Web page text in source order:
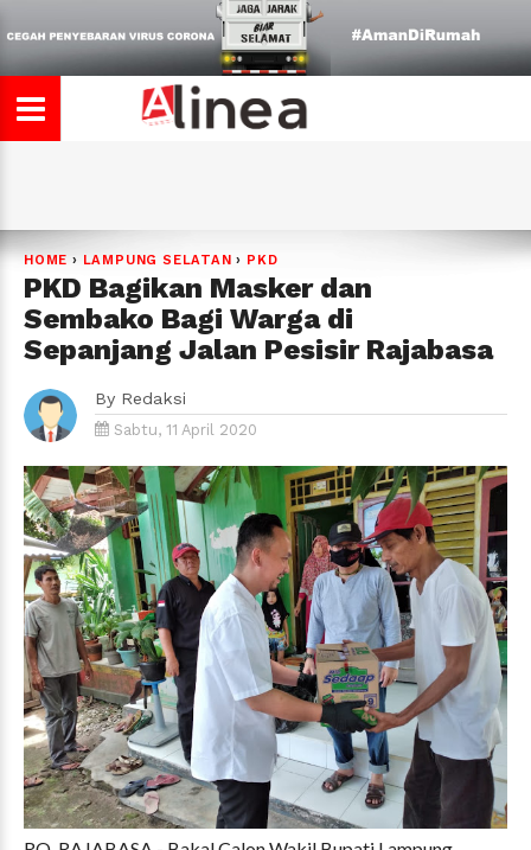
HOME › LAMPUNG SELATAN › PKD
PKD Bagikan Masker dan
Sembako Bagi Warga di
Sepanjang Jalan Pesisir Rajabasa
By Redaksi
Sabtu, 11 April 2020